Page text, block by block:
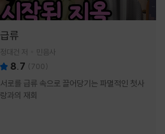
급류
정대건 저 민음사
8.7 (700)
서로를 급류 속으로 끌어당기는 파멸적인 첫사
랑과의 재회